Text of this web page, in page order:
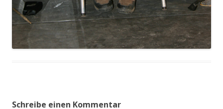
Schreibe einen Kommentar